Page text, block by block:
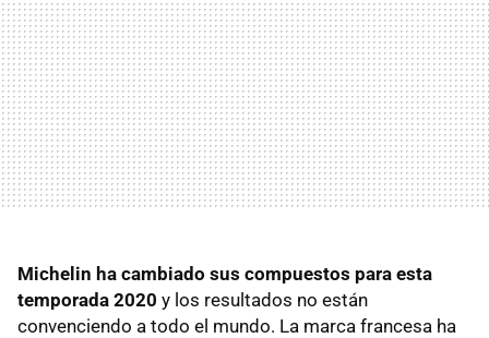
Michelin ha cambiado sus compuestos para esta
temporada 2020 y los resultados no están
convenciendo a todo el mundo. La marca francesa ha